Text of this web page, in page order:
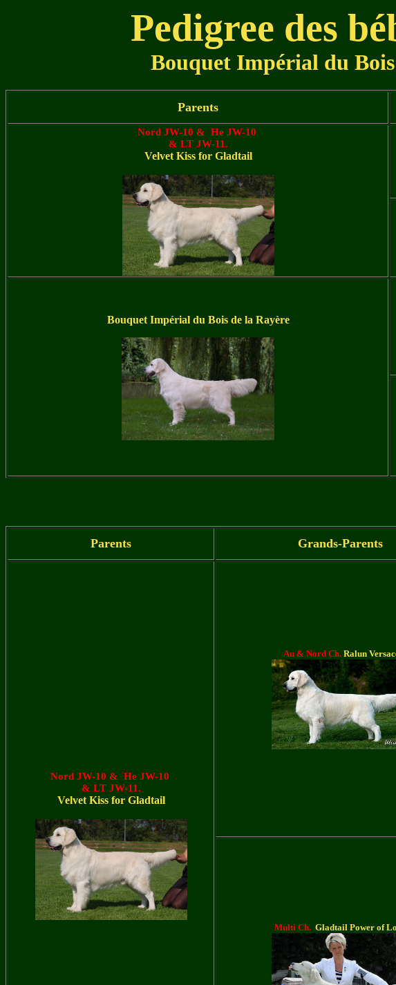
Pedigree des
Bouquet Impérial du
Parents
Nord JW-10 & He JW-10
& LT JW-11.
Velvet Kiss for Gladtail
Bouquet Impérial du Bois de la Rayère
Parents Grands-Parents
Nord JW-10 & He JW-10
& LT JW-11.
Velvet Kiss for Gladtail
Au & Nord Ch. Ralun
Multi Ch. Gladtail Power of